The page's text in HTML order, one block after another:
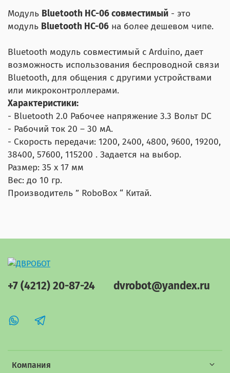
Модуль Bluetooth HC-06 совместимый - это
модуль Bluetooth HC-06 на более дешевом чипе.
Bluetooth модуль совместимый с Arduino, дает
возможность использования беспроводной связи
Bluetooth, для общения с другими устройствами
или микроконтроллерами.
Характеристики:
- Bluetooth 2.0 Рабочее напряжение 3.3 Вольт DC
- Рабочий ток 20 – 30 мА.
- Скорость передачи: 1200, 2400, 4800, 9600, 19200,
38400, 57600, 115200 . Задается на выбор.
Размер: 35 х 17 мм
Вес: до 10 гр.
Производитель ” RoboBox “ Китай.
Компания
+7 (4212) 20-87-24 dvrobot@yandex.ru